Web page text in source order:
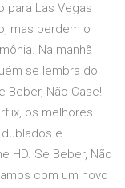
para Las Vegas
mas perdem o
Na manhã
se lembra do
Beber, Não Case!
os melhores
e
HD. Se Beber, Não
com um novo